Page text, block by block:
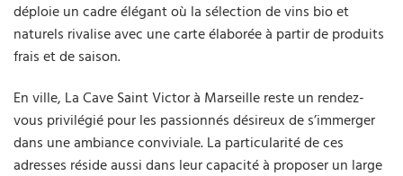
déploie un cadre élégant où la sélection de vins bio et
naturels rivalise avec une carte élaborée à partir de produits
frais et de saison.
En ville, La Cave Saint Victor à Marseille reste un rendez-
vous privilégié pour les passionnés désireux de s’immerger
dans une ambiance conviviale. La particularité de ces
adresses réside aussi dans leur capacité à proposer un large